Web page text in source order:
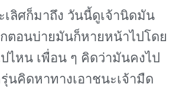
เลิศก็มาถึง วันนี้ดูเจ้านิดมัน
ตอนบ่ายมันก็หายหน้าไปโดย
ไหน เพื่อน ๆ คิดว่ามันคงไป
นคิดหาทางเอาชนะเจ้ามืด